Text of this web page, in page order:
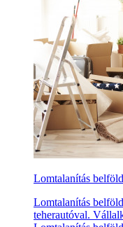
Lomtalanítás
Lomtalanítás
teherautóval.